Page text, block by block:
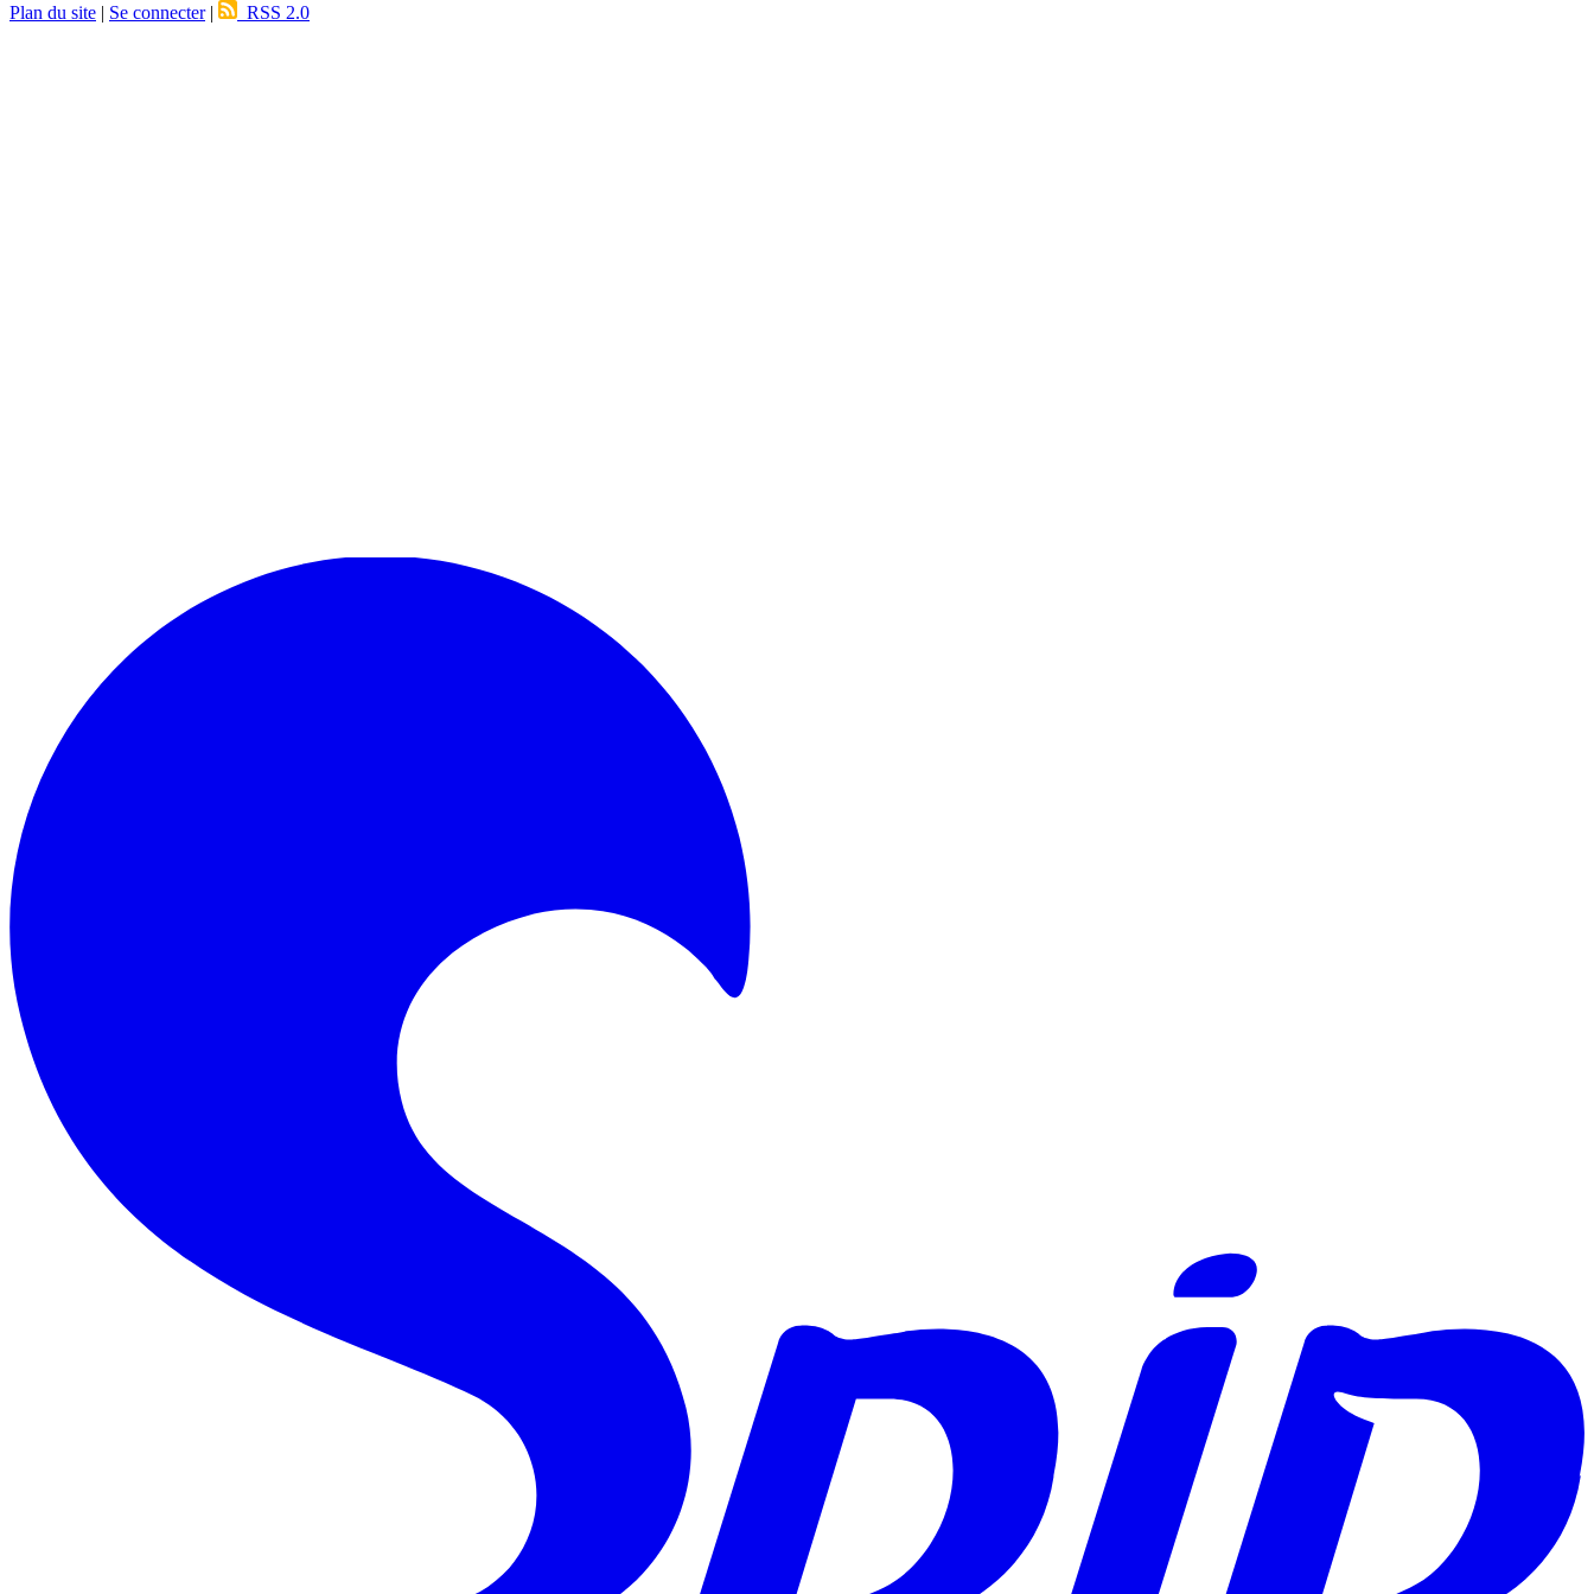
Plan du site | Se connecter| RSS 2.0